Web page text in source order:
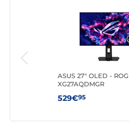
ASUS 27" OLED -
XG27AQDMGR
529€95